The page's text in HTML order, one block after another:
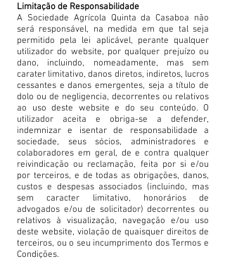
Limitação de Responsabilidade
A Sociedade Agrícola Quinta da Casaboa não
será responsável, na medida em que tal seja
permitido pela lei aplicável, perante qualquer
utilizador do website, por qualquer prejuízo ou
dano, incluindo, nomeadamente, mas sem
carater limitativo, danos diretos, indiretos, lucros
cessantes e danos emergentes, seja a título de
dolo ou de negligencia, decorrentes ou relativos
ao uso deste website e do seu conteúdo. O
utilizador aceita e obriga-se a defender,
indemnizar e isentar de responsabilidade a
sociedade, seus sócios, administradores e
colaboradores em geral, de e contra qualquer
reivindicação ou reclamação, feita por si e/ou
por terceiros, e de todas as obrigações, danos,
custos e despesas associados (incluindo, mas
sem caracter limitativo, honorários de
advogados e/ou de solicitador) decorrentes ou
relativos à visualização, navegação e/ou uso
deste website, violação de quaisquer direitos de
terceiros, ou o seu incumprimento dos Termos e
Condições.